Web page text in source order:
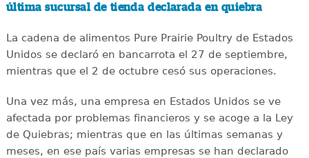
última sucursal de tienda declarada en quiebra
La cadena de alimentos Pure Prairie Poultry de Estados
Unidos se declaró en bancarrota el 27 de septiembre,
mientras que el 2 de octubre cesó sus operaciones.
Una vez más, una empresa en Estados Unidos se ve
afectada por problemas financieros y se acoge a la Ley
de Quiebras; mientras que en las últimas semanas y
meses, en ese país varias empresas se han declarado